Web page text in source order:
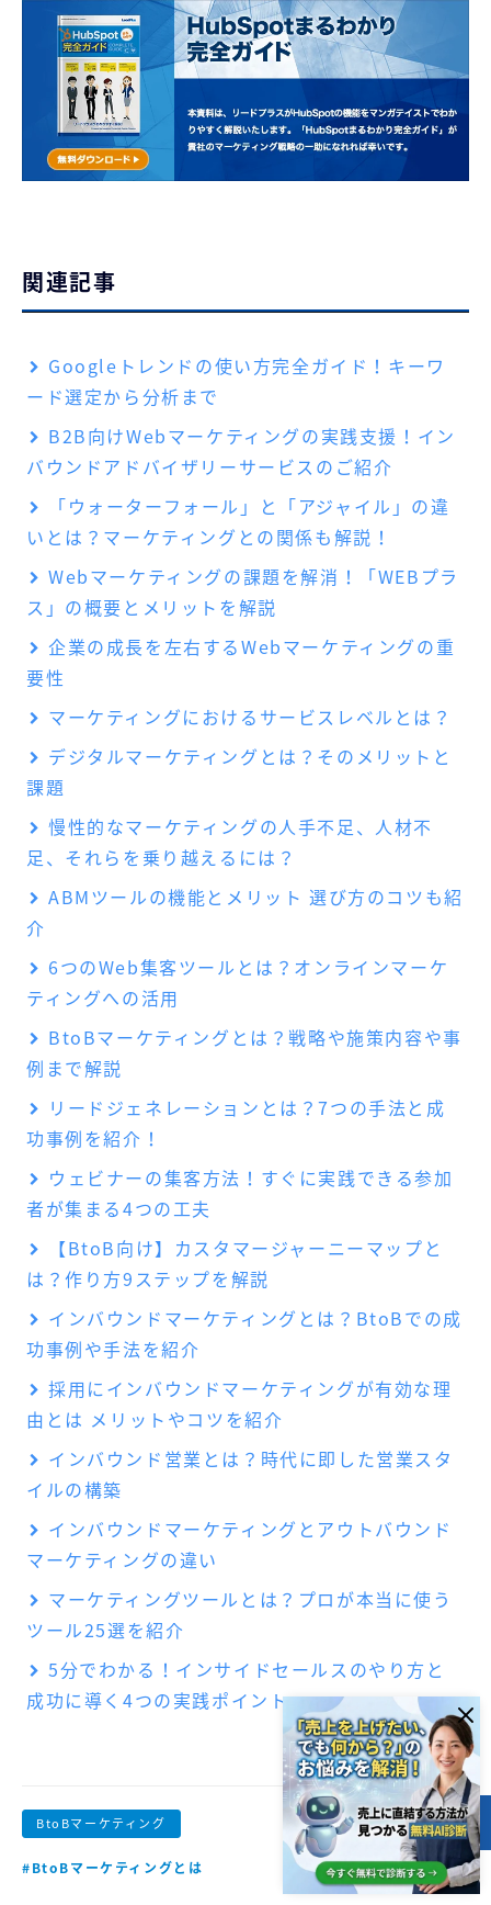
BtoBマーケティング
#BtoBマーケティングとは
関連記事
Googleトレンドの使い方完全ガイド！キーワ
ード選定から分析まで
B2B向けWebマーケティングの実践支援！イン
バウンドアドバイザリーサービスのご紹介
「ウォーターフォール」と「アジャイル」の違
いとは？マーケティングとの関係も解説！
Webマーケティングの課題を解消！「WEBプラ
ス」の概要とメリットを解説
企業の成長を左右するWebマーケティングの重
要性
マーケティングにおけるサービスレベルとは？
デジタルマーケティングとは？そのメリットと
課題
慢性的なマーケティングの人手不足、人材不
足、それらを乗り越えるには？
ABMツールの機能とメリット 選び方のコツも紹
介
6つのWeb集客ツールとは？オンラインマーケ
ティングへの活用
BtoBマーケティングとは？戦略や施策内容や事
例まで解説
リードジェネレーションとは？7つの手法と成
功事例を紹介！
ウェビナーの集客方法！すぐに実践できる参加
者が集まる4つの工夫
【BtoB向け】カスタマージャーニーマップと
は？作り方9ステップを解説
インバウンドマーケティングとは？BtoBでの成
功事例や手法を紹介
採用にインバウンドマーケティングが有効な理
由とは メリットやコツを紹介
インバウンド営業とは？時代に即した営業スタ
イルの構築
インバウンドマーケティングとアウトバウンド
マーケティングの違い
マーケティングツールとは？プロが本当に使う
ツール25選を紹介
5分でわかる！インサイドセールスのやり方と
成功に導く4つの実践ポイント
目次